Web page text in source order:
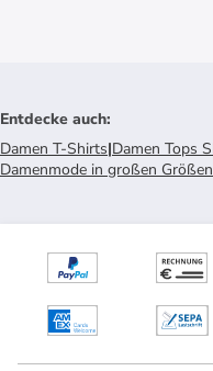
Entdecke auch:
Damen T-Shirts|Damen Tops
Damenmode in großen Größen